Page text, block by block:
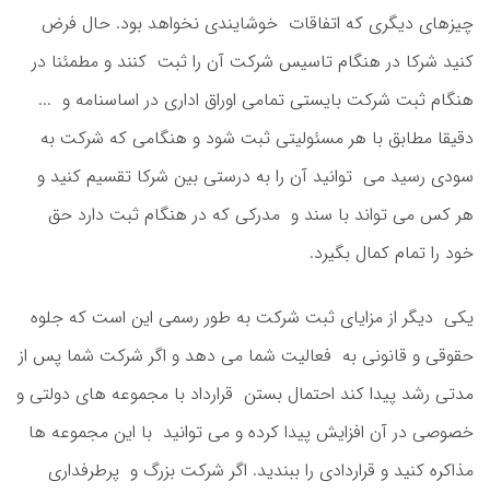
چیزهای دیگری که اتفاقات خوشایندی نخواهد بود. حال فرض
کنید شرکا در هنگام تاسیس شرکت آن را ثبت کنند و مطمئنا در
هنگام ثبت شرکت بایستی تمامی اوراق اداری در اساسنامه و ...
دقیقا مطابق با هر مسئولیتی ثبت شود و هنگامی که شرکت به
سودی رسید می توانید آن را به درستی بین شرکا تقسیم کنید و
هر کس می تواند با سند و مدرکی که در هنگام ثبت دارد حق
خود را تمام کمال بگیرد.
یکی دیگر از مزایای ثبت شرکت به طور رسمی این است که جلوه
حقوقی و قانونی به فعالیت شما می دهد و اگر شرکت شما پس از
مدتی رشد پیدا کند احتمال بستن قرارداد با مجموعه های دولتی و
خصوصی در آن افزایش پیدا کرده و می توانید با این مجموعه ها
مذاکره کنید و قراردادی را ببندید. اگر شرکت بزرگ و پرطرفداری